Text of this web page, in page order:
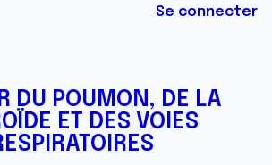
Se connecter
DU POUMON, DE LA
ET DES VOIES